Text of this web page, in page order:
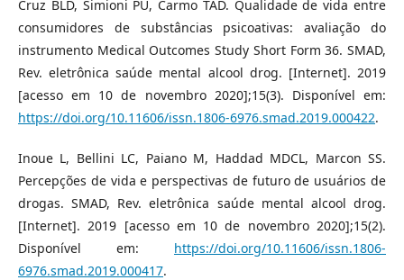
Cruz BLD, Simioni PU, Carmo TAD. Qualidade de vida entre
consumidores de substâncias psicoativas: avaliação do
instrumento Medical Outcomes Study Short Form 36. SMAD,
Rev. eletrônica saúde mental alcool drog. [Internet]. 2019
[acesso em 10 de novembro 2020];15(3). Disponível em:
https://doi.org/10.11606/issn.1806-6976.smad.2019.000422.
Inoue L, Bellini LC, Paiano M, Haddad MDCL, Marcon SS.
Percepções de vida e perspectivas de futuro de usuários de
drogas. SMAD, Rev. eletrônica saúde mental alcool drog.
[Internet]. 2019 [acesso em 10 de novembro 2020];15(2).
Disponível em: https://doi.org/10.11606/issn.1806-
6976.smad.2019.000417.